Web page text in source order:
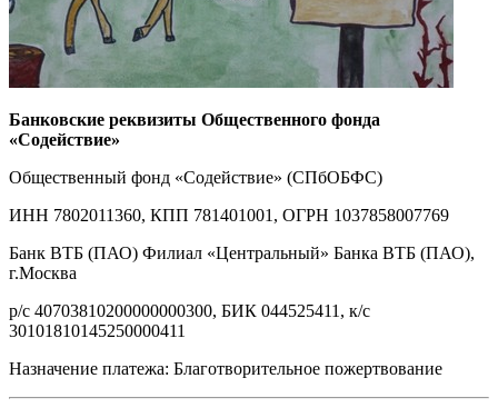
Банковские реквизиты Общественного фонда
«Содействие»
Общественный фонд «Содействие» (СПбОБФС)
ИНН 7802011360, КПП 781401001, ОГРН 1037858007769
Банк ВТБ (ПАО) Филиал «Центральный» Банка ВТБ (ПАО),
г.Москва
р/с 40703810200000000300, БИК 044525411, к/с
30101810145250000411
Назначение платежа: Благотворительное пожертвование